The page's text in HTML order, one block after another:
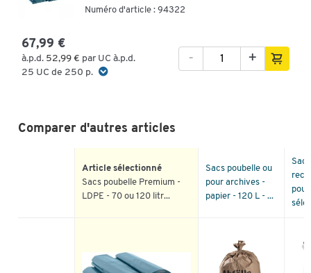
Numéro d'article : 94322
67,99 €
à.p.d. 52,99 € par UC à.p.d.
25 UC de 250 p.
+
-
Comparer d'autres articles
Article sélectionné
Sacs poubelle Premium -
LDPE - 70 ou 120 litr...
Sacs poubelle ou
pour archives -
papier - 120 L - ...